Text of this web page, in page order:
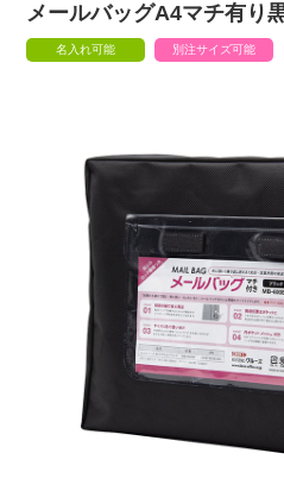
メールバッグA4マチ有り
名入れ可能 別注サイズ可能